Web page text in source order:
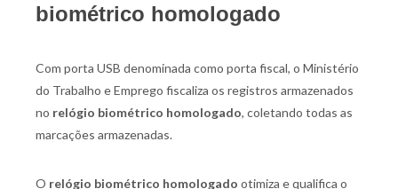
biométrico homologado
Com porta USB denominada como porta fiscal, o Ministério
do Trabalho e Emprego fiscaliza os registros armazenados
no relógio biométrico homologado, coletando todas as
marcações armazenadas.
O relógio biométrico homologado otimiza e qualifica o